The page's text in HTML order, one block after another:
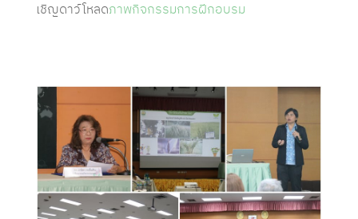
เชิญดาว์โหลดภาพกิจกรรมการฝีกอบรม